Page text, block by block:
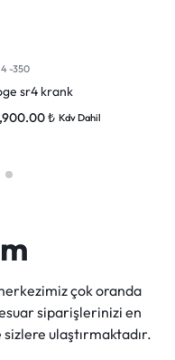
4 -350
sr4 krank
₺ Kdv Dahil
çok oranda
siparişlerinizi en
ulaştırmaktadır.